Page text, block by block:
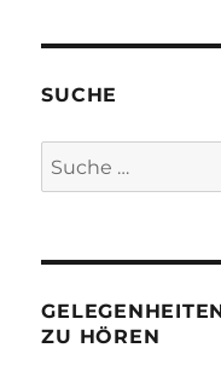
SUCHE
Suche
nach:
ZU HÖREN